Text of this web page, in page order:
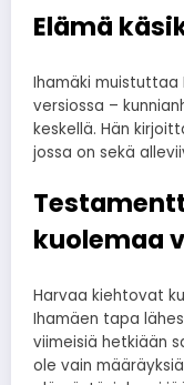
Elämä
Ihamäki muistuttaa
versiossa –
keskellä. Hän
jossa on sekä
kuolemaa
Harvaa kiehtovat
Ihamäen tapa
viimeisiä hetkiään
ole vain